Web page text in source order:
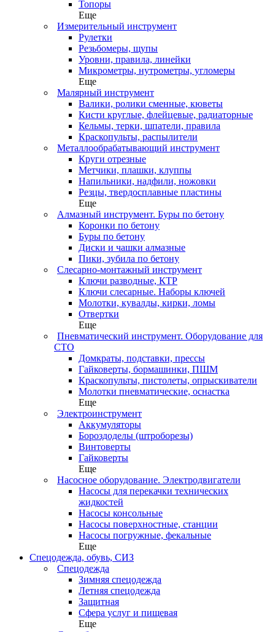
Топоры
Еще
Измерительный инструмент
Рулетки
Резьбомеры, щупы
Уровни, правила, линейки
Микрометры, нутрометры, угломеры
Еще
Малярный инструмент
Валики, ролики сменные, кюветы
Кисти круглые, флейцевые, радиаторные
Кельмы, терки, шпатели, правила
Краскопульты, распылители
Металлообрабатывающий инструмент
Круги отрезные
Метчики, плашки, клуппы
Напильники, надфили, ножовки
Резцы, твердосплавные пластины
Еще
Алмазный инструмент. Буры по бетону
Коронки по бетону
Буры по бетону
Диски и чашки алмазные
Пики, зубила по бетону
Слесарно-монтажный инструмент
Ключи разводные, КТР
Ключи слесарные. Наборы ключей
Молотки, кувалды, кирки, ломы
Отвертки
Еще
Пневматический инструмент. Оборудование для
СТО
Домкраты, подставки, прессы
Гайковерты, бормашинки, ПШМ
Краскопульты, пистолеты, опрыскиватели
Молотки пневматические, оснастка
Еще
Электроинструмент
Аккумуляторы
Бороздоделы (штроборезы)
Винтоверты
Гайковерты
Еще
Насосное оборудование. Электродвигатели
Насосы для перекачки технических
жидкостей
Насосы консольные
Насосы поверхностные, станции
Насосы погружные, фекальные
Еще
Спецодежда, обувь, СИЗ
Спецодежда
Зимняя спецодежда
Летняя спецодежда
Защитная
Сфера услуг и пищевая
Еще